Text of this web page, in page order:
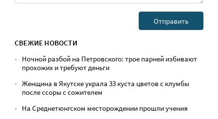
СВЕЖИЕ НОВОСТИ
Ночной разбой на Петровского: трое парней избивают
прохожих и требуют деньги
Женщина в Якутске украла 33 куста цветов с клумбы
после ссоры с сожителем
На Среднетюнгском месторождении прошли учения